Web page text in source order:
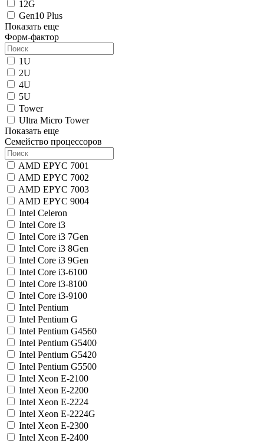
12G
Gen10 Plus
Показать еще
Форм-фактор
1U
2U
4U
5U
Tower
Ultra Micro Tower
Показать еще
Семейство процессоров
AMD EPYC 7001
AMD EPYC 7002
AMD EPYC 7003
AMD EPYC 9004
Intel Celeron
Intel Core i3
Intel Core i3 7Gen
Intel Core i3 8Gen
Intel Core i3 9Gen
Intel Core i3-6100
Intel Core i3-8100
Intel Core i3-9100
Intel Pentium
Intel Pentium G
Intel Pentium G4560
Intel Pentium G5400
Intel Pentium G5420
Intel Pentium G5500
Intel Xeon E-2100
Intel Xeon E-2200
Intel Xeon E-2224
Intel Xeon E-2224G
Intel Xeon E-2300
Intel Xeon E-2400